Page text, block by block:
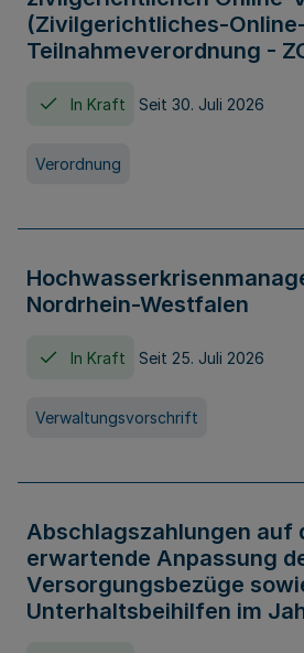
(Zivilgerichtliches-
Teilnahmeverordnung -
In Kraft Seit 30. Juli 2026
Verordnung
Nordrhein-Westfalen
In Kraft Seit 25. Juli 2026
Verwaltungsvorschrift
Abschlagszahlungen auf
erwartende Anpassung
Versorgungsbezüge
Unterhaltsbeihilfen im